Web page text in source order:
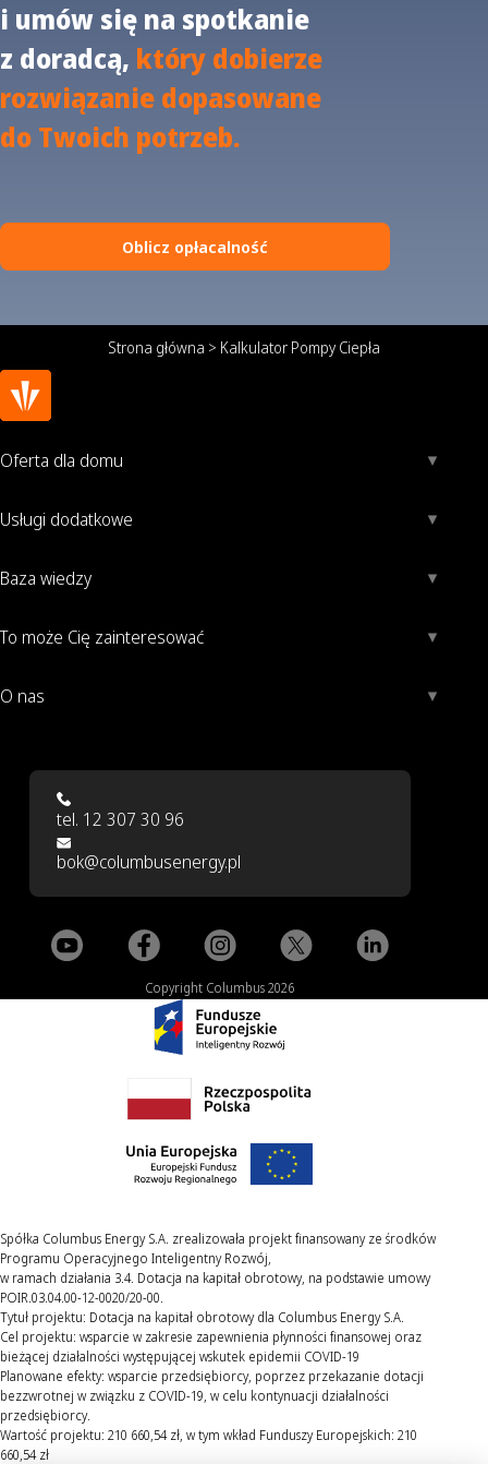
i umów się na spotkanie
z doradcą, który dobierze
rozwiązanie dopasowane
do Twoich potrzeb.
Oblicz opłacalność
Strona główna > Kalkulator Pompy Ciepła
Oferta dla domu
Usługi dodatkowe
Baza wiedzy
To może Cię zainteresować
O nas
tel. 12 307 30 96
bok@columbusenergy.pl
Copyright Columbus 2026
Spółka Columbus Energy S.A. zrealizowała projekt finansowany ze środków
Programu Operacyjnego Inteligentny Rozwój,
w ramach działania 3.4. Dotacja na kapitał obrotowy, na podstawie umowy
POIR.03.04.00-12-0020/20-00.
Tytuł projektu: Dotacja na kapitał obrotowy dla Columbus Energy S.A.
Cel projektu: wsparcie w zakresie zapewnienia płynności finansowej oraz
bieżącej działalności występującej wskutek epidemii COVID-19
Planowane efekty: wsparcie przedsiębiorcy, poprzez przekazanie dotacji
bezzwrotnej w związku z COVID-19, w celu kontynuacji działalności
przedsiębiorcy.
Wartość projektu: 210 660,54 zł, w tym wkład Funduszy Europejskich: 210
660,54 zł